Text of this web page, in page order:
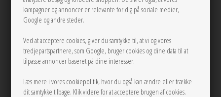
kampagner og annoncer er relevante for dig på sociale medier,
Google og andre steder.
Ved at acceptere cookies, giver du samtykke til, at vi og vores
tredjepartspartnere, som Google, bruger cookies og dine data til at
tilpasse annoncer baseret på dine interesser.
Læs mere i vores cookiepolitik, hvor du også kan ændre eller trække
dit samtykke tilbage. Klik videre for at acceptere brugen af cookies.
Nela big hoops Silver Enamel
700,00
500,00